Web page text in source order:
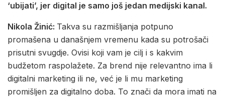
‘ubijati’, jer digital je samo još jedan medijski kanal.
Nikola Žinić: Takva su razmišljanja potpuno
promašena u današnjem vremenu kada su potrošači
prisutni svugdje. Ovisi koji vam je cilj i s kakvim
budžetom raspolažete. Za brend nije relevantno ima li
digitalni marketing ili ne, već je li mu marketing
promišljen za digitalno doba. To znači da mora imati na